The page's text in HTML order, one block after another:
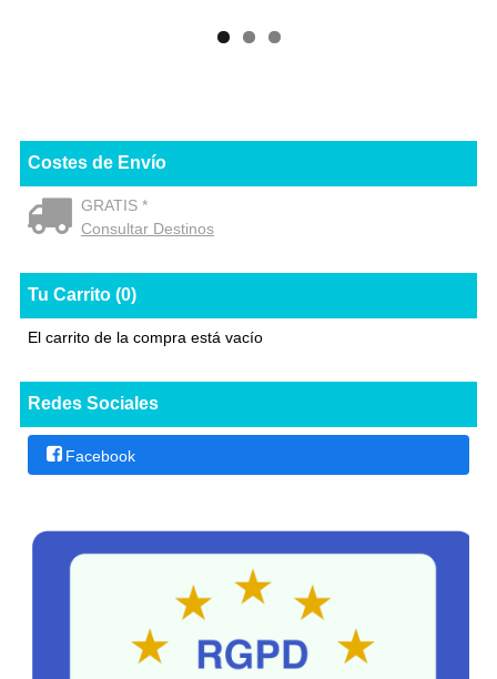
Costes de Envío
GRATIS *
Consultar Destinos
Tu Carrito (0)
El carrito de la compra está vacío
Redes Sociales
Facebook